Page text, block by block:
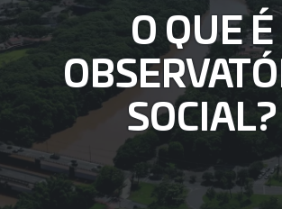
O QUE É
SOCIAL?